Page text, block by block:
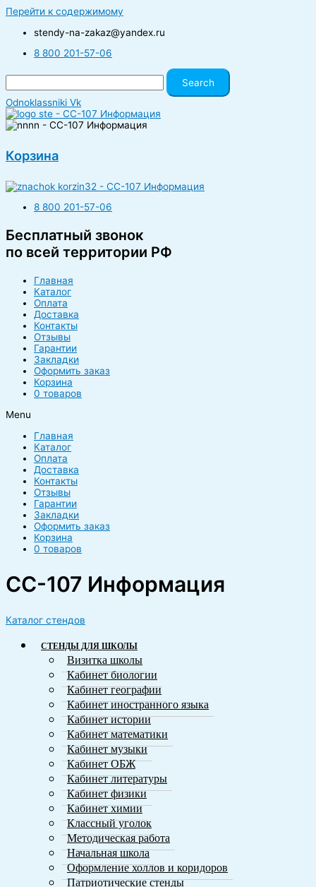
Перейти к содержимому
stendy-na-zakaz@yandex.ru
8 800 201-57-06
Search
Odnoklassniki Vk
Корзина
8 800 201-57-06
Бесплатный звонок
по всей территории РФ
Главная
Каталог
Оплата
Доставка
Контакты
Отзывы
Гарантии
Закладки
Оформить заказ
Корзина
0 товаров
Menu
Главная
Каталог
Оплата
Доставка
Контакты
Отзывы
Гарантии
Закладки
Оформить заказ
Корзина
0 товаров
CC-107 Информация
Каталог стендов
СТЕНДЫ ДЛЯ ШКОЛЫ
Визитка школы
Кабинет биологии
Кабинет географии
Кабинет иностранного языка
Кабинет истории
Кабинет математики
Кабинет музыки
Кабинет ОБЖ
Кабинет литературы
Кабинет физики
Кабинет химии
Классный уголок
Методическая работа
Начальная школа
Оформление холлов и коридоров
Патриотические стенды